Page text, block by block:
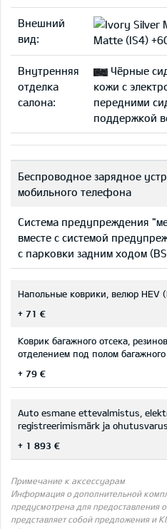
Внешний
вид:
Matte (IS4)
Внутренняя
отделка
салона:
Чёрные
кожи с
передними
поддержкой
Беспроводное зарядное
мобильного телефона
Система предупреждения
вместе с системой
с парковки задним ходом
Напольные коврики, велюр HEV
+ 71 €
Коврик багажного отсека,
отделением под полом багажного
+ 79 €
Auto esmane ettevalmistus,
registreerimismärk ja
+ 1 893 €
Примечание к аксессуарам
Информация о дополнительной
предусмотрена для предоставления
представляет собой предложения и